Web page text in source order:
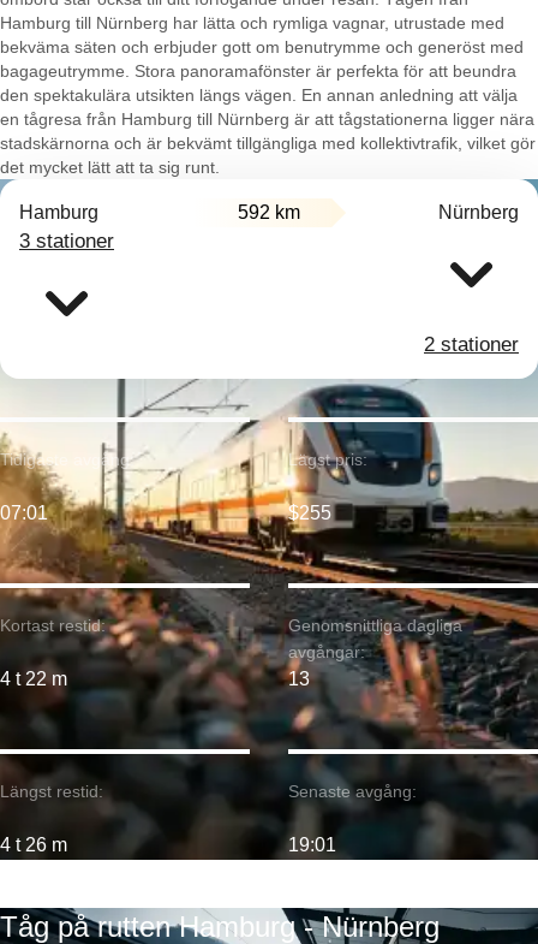
Hamburg till Nürnberg har lätta och rymliga vagnar, utrustade med
bekväma säten och erbjuder gott om benutrymme och generöst med
bagageutrymme. Stora panoramafönster är perfekta för att beundra
den spektakulära utsikten längs vägen. En annan anledning att välja
en tågresa från Hamburg till Nürnberg är att tågstationerna ligger nära
stadskärnorna och är bekvämt tillgängliga med kollektivtrafik, vilket gör
det mycket lätt att ta sig runt.
Hamburg 592 km Nürnberg
3 stationer
2 stationer
Kortast restid:
4 t 22 m
Tidigaste avgång:
07:01
Längst restid:
4 t 26 m
Lägst pris:
$255
Genomsnittliga dagliga
avgångar:
13
Senaste avgång:
19:01
Tåg på rutten Hamburg - Nürnberg